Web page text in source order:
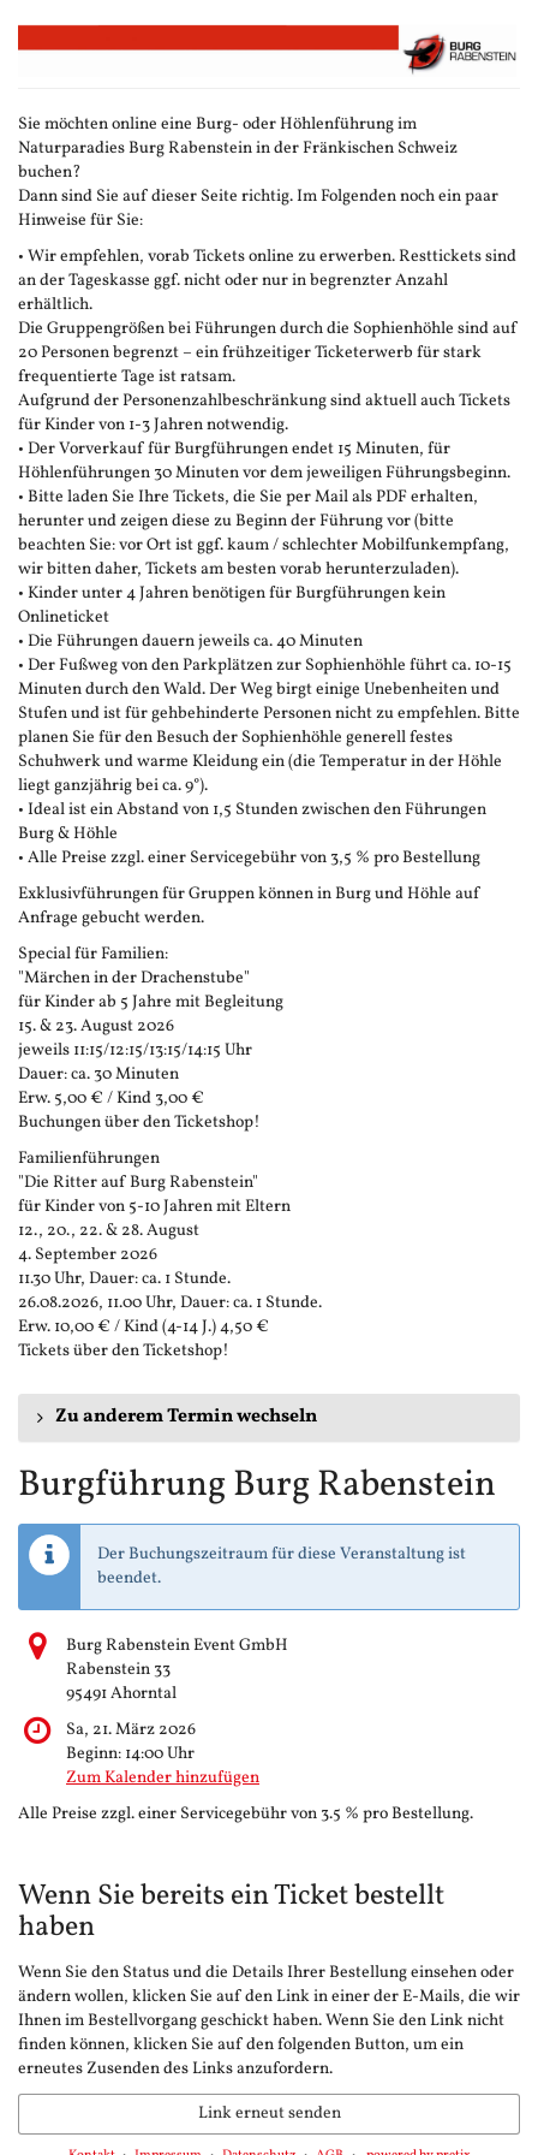
Zum
Haupt-
Sie möchten online eine Burg- oder Höhlenführung im
Naturparadies Burg Rabenstein in der Fränkischen Schweiz
buchen?
Dann sind Sie auf dieser Seite richtig. Im Folgenden noch ein paar
Hinweise für Sie:
• Wir empfehlen, vorab Tickets online zu erwerben. Resttickets sind
an der Tageskasse ggf. nicht oder nur in begrenzter Anzahl
erhältlich.
Die Gruppengrößen bei Führungen durch die Sophienhöhle sind auf
20 Personen begrenzt – ein frühzeitiger Ticketerwerb für stark
frequentierte Tage ist ratsam.
Aufgrund der Personenzahlbeschränkung sind aktuell auch Tickets
für Kinder von 1-3 Jahren notwendig.
• Der Vorverkauf für Burgführungen endet 15 Minuten, für
Höhlenführungen 30 Minuten vor dem jeweiligen Führungsbeginn.
• Bitte laden Sie Ihre Tickets, die Sie per Mail als PDF erhalten,
herunter und zeigen diese zu Beginn der Führung vor (bitte
beachten Sie: vor Ort ist ggf. kaum / schlechter Mobilfunkempfang,
wir bitten daher, Tickets am besten vorab herunterzuladen).
• Kinder unter 4 Jahren benötigen für Burgführungen kein
Onlineticket
• Die Führungen dauern jeweils ca. 40 Minuten
• Der Fußweg von den Parkplätzen zur Sophienhöhle führt ca. 10-15
Minuten durch den Wald. Der Weg birgt einige Unebenheiten und
Stufen und ist für gehbehinderte Personen nicht zu empfehlen. Bitte
planen Sie für den Besuch der Sophienhöhle generell festes
Schuhwerk und warme Kleidung ein (die Temperatur in der Höhle
liegt ganzjährig bei ca. 9°).
• Ideal ist ein Abstand von 1,5 Stunden zwischen den Führungen
Burg & Höhle
• Alle Preise zzgl. einer Servicegebühr von 3,5 % pro Bestellung
Exklusivführungen für Gruppen können in Burg und Höhle auf
Anfrage gebucht werden.
Special für Familien:
"Märchen in der Drachenstube"
für Kinder ab 5 Jahre mit Begleitung
15. & 23. August 2026
jeweils 11:15/12:15/13:15/14:15 Uhr
Dauer: ca. 30 Minuten
Erw. 5,00 € / Kind 3,00 €
Buchungen über den Ticketshop!
Familienführungen
"Die Ritter auf Burg Rabenstein"
für Kinder von 5-10 Jahren mit Eltern
12., 20., 22. & 28. August
4. September 2026
11.30 Uhr, Dauer: ca. 1 Stunde.
26.08.2026, 11.00 Uhr, Dauer: ca. 1 Stunde.
Erw. 10,00 € / Kind (4-14 J.) 4,50 €
Tickets über den Ticketshop!
Zu anderem Termin wechseln
Burgführung Burg Rabenstein
Der Buchungszeitraum für diese Veranstaltung ist
beendet.
Burg Rabenstein Event GmbH
Rabenstein 33
95491 Ahorntal
Sa, 21. März 2026
Beginn: 14:00Uhr
Zum Kalender hinzufügen
Alle Preise zzgl. einer Servicegebühr von 3.5 % pro Bestellung.
Wenn Sie bereits ein Ticket bestellt
haben
Wenn Sie den Status und die Details Ihrer Bestellung einsehen oder
ändern wollen, klicken Sie auf den Link in einer der E-Mails, die wir
Ihnen im Bestellvorgang geschickt haben. Wenn Sie den Link nicht
finden können, klicken Sie auf den folgenden Button, um ein
erneutes Zusenden des Links anzufordern.
Link erneut senden